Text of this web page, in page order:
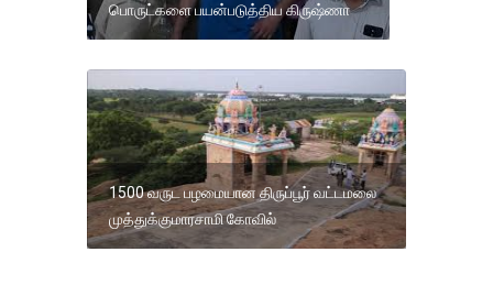
பொருட்களை பயன்படுத்திய கிருஷ்ணா
1500 வருட பழமையான திருப்பூர் வட்டமலை
முத்துக்குமாரசாமி கோவில்